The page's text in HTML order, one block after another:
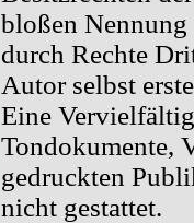
bloßen Nennung
durch Rechte
Autor selbst
Eine
Tondokumente,
gedruckten
nicht gestattet.